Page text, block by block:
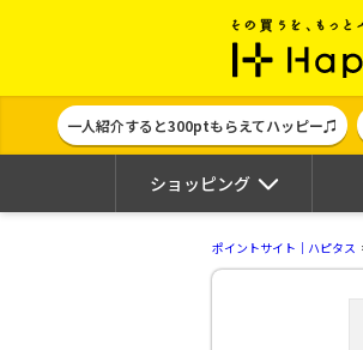
一人紹介すると300ptもらえてハッピー♫
ショッピング
ポイントサイト｜ハピタス